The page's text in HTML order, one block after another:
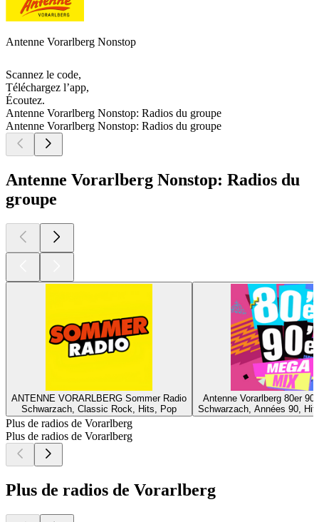
Antenne Vorarlberg Nonstop
Scannez le code,
Téléchargez l’app,
Écoutez.
Antenne Vorarlberg Nonstop: Radios du groupe
Antenne Vorarlberg Nonstop: Radios du groupe
Antenne Vorarlberg Nonstop: Radios du
groupe
ANTENNE VORARLBERG Sommer Radio
Schwarzach, Classic Rock, Hits, Pop
Antenne Vorarlberg 80er
Schwarzach, Années 90,
Plus de radios de Vorarlberg
Plus de radios de Vorarlberg
Plus de radios de Vorarlberg